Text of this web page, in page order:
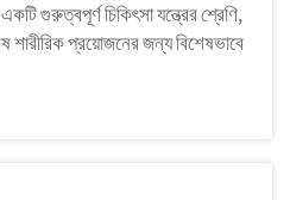
গুরুত্বপূর্ণ চিকিৎসা যন্ত্রের শ্রেণি,
শারীরিক প্রয়োজনের জন্য বিশেষভাবে
সমাধানের বিপরীতে,
বৃদ্ধি পাওয়ার প্রক্রিয়াকে সমর্থন